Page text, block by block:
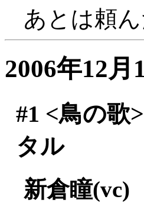
あとは頼
2006年12月
#1 <鳥の歌
タル
新倉瞳(vc)